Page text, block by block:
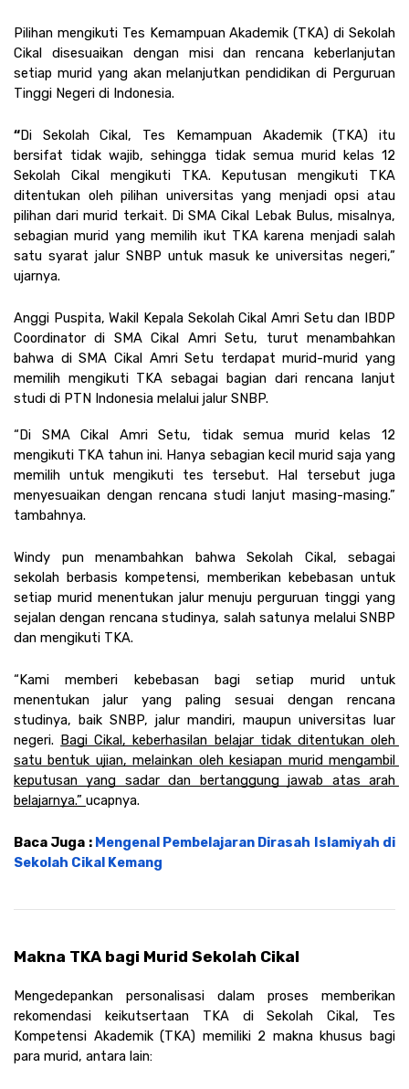
Pilihan mengikuti Tes Kemampuan Akademik (TKA) di Sekolah
Cikal disesuaikan dengan misi dan rencana keberlanjutan
setiap murid yang akan melanjutkan pendidikan di Perguruan
Tinggi Negeri di Indonesia.
“Di Sekolah Cikal, Tes Kemampuan Akademik (TKA) itu
bersifat tidak wajib, sehingga tidak semua murid kelas 12
Sekolah Cikal mengikuti TKA. Keputusan mengikuti TKA
ditentukan oleh pilihan universitas yang menjadi opsi atau
pilihan dari murid terkait. Di SMA Cikal Lebak Bulus, misalnya,
sebagian murid yang memilih ikut TKA karena menjadi salah
satu syarat jalur SNBP untuk masuk ke universitas negeri,”
ujarnya.
Anggi Puspita, Wakil Kepala Sekolah Cikal Amri Setu dan IBDP
Coordinator di SMA Cikal Amri Setu, turut menambahkan
bahwa di SMA Cikal Amri Setu terdapat murid-murid yang
memilih mengikuti TKA sebagai bagian dari rencana lanjut
studi di PTN Indonesia melalui jalur SNBP.
“Di SMA Cikal Amri Setu, tidak semua murid kelas 12
mengikuti TKA tahun ini. Hanya sebagian kecil murid saja yang
memilih untuk mengikuti tes tersebut. Hal tersebut juga
menyesuaikan dengan rencana studi lanjut masing-masing.”
tambahnya.
Windy pun menambahkan bahwa Sekolah Cikal, sebagai
sekolah berbasis kompetensi, memberikan kebebasan untuk
setiap murid menentukan jalur menuju perguruan tinggi yang
sejalan dengan rencana studinya, salah satunya melalui SNBP
dan mengikuti TKA.
“Kami memberi kebebasan bagi setiap murid untuk
menentukan jalur yang paling sesuai dengan rencana
studinya, baik SNBP, jalur mandiri, maupun universitas luar
negeri. Bagi Cikal, keberhasilan belajar tidak ditentukan oleh
satu bentuk ujian, melainkan oleh kesiapan murid mengambil
keputusan yang sadar dan bertanggung jawab atas arah
belajarnya.” ucapnya.
Baca Juga : Mengenal Pembelajaran Dirasah Islamiyah di
Sekolah Cikal Kemang
Makna TKA bagi Murid Sekolah Cikal
Mengedepankan personalisasi dalam proses memberikan
rekomendasi keikutsertaan TKA di Sekolah Cikal, Tes
Kompetensi Akademik (TKA) memiliki 2 makna khusus bagi
para murid, antara lain: